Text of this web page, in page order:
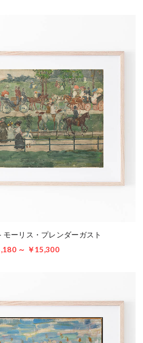
ーリス・プレンダーガスト
～ ￥15,300